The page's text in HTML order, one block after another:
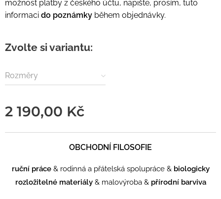
možnost platby z českého účtu, napište, prosím, tuto
informaci do poznámky během objednávky.
Zvolte si variantu:
Rozměry
2 190,00 Kč
OBCHODNÍ FILOSOFIE
ruční práce& rodinná a přátelská spolupráce & biologicky
rozložitelné materiály& malovýroba & přírodní barviva